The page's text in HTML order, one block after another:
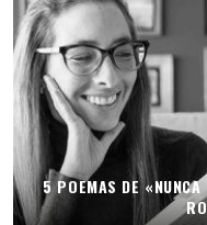
5 POEMAS DE